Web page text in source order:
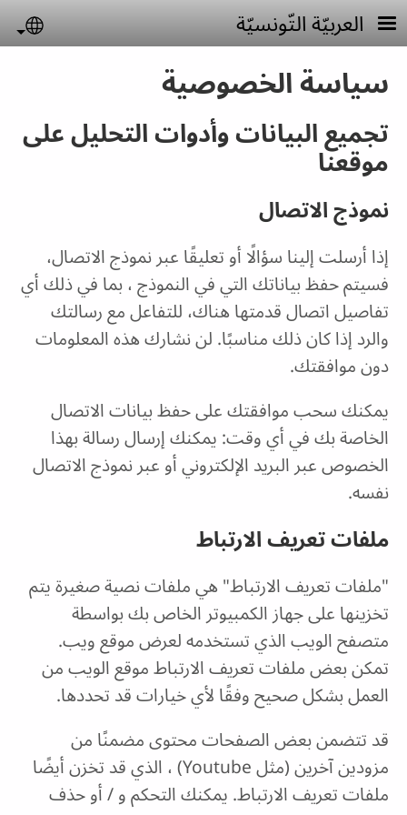
تجاوز إلى المحتوى الرئيسي
العربيّة التّونسيّة
سياسة الخصوصية
تجميع البيانات وأدوات التحليل على
موقعنا
نموذج الاتصال
إذا أرسلت إلينا سؤالًا أو تعليقًا عبر نموذج الاتصال،
فسيتم حفظ بياناتك التي في النموذج ، بما في ذلك أي
تفاصيل اتصال قدمتها هناك، للتفاعل مع رسالتك
والرد إذا كان ذلك مناسبًا. لن نشارك هذه المعلومات
دون موافقتك.
يمكنك سحب موافقتك على حفظ بيانات الاتصال
الخاصة بك في أي وقت: يمكنك إرسال رسالة بهذا
الخصوص عبر البريد الإلكتروني أو عبر نموذج الاتصال
نفسه.
ملفات تعريف الارتباط
"ملفات تعريف الارتباط" هي ملفات نصية صغيرة يتم
تخزينها على جهاز الكمبيوتر الخاص بك بواسطة
متصفح الويب الذي تستخدمه لعرض موقع ويب.
تمكن بعض ملفات تعريف الارتباط موقع الويب من
العمل بشكل صحيح وفقًا لأي خيارات قد تحددها.
قد تتضمن بعض الصفحات محتوى مضمنًا من
مزودين آخرين (مثل Youtube) ، الذي قد تخزن أيضًا
ملفات تعريف الارتباط. يمكنك التحكم و / أو حذف